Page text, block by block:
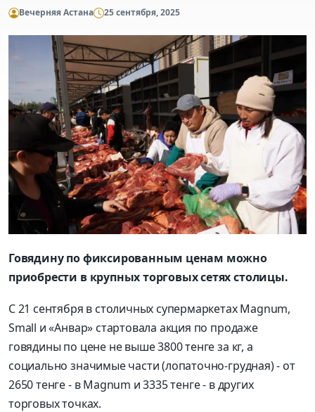
Вечерняя Астана 25 сентября, 2025
Говядину по фиксированным ценам можно
приобрести в крупных торговых сетях столицы.
С 21 сентября в столичных супермаркетах Magnum,
Small и «Анвар» стартовала акция по продаже
говядины по цене не выше 3800 тенге за кг, а
социально значимые части (лопаточно-грудная) - от
2650 тенге - в Magnum и 3335 тенге - в других
торговых точках.